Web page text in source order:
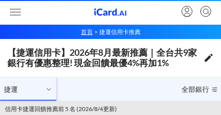
【捷運信用卡】2026年8月最新推薦｜全台共9家銀行有優惠整理! 現金回饋最優4%再加1%
捷運 全部銀行
首頁 捷運信用卡推薦
【捷運信用卡】2026年8月最新推薦｜全台共9家
銀行有優惠整理! 現金回饋最優4%再加1%
捷運 全部銀行
信用卡捷運回饋推薦前 5 名 (2026/8/4更新)